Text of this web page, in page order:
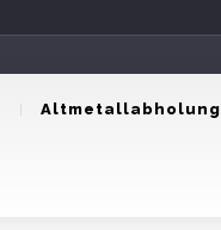
Altmetallabholung